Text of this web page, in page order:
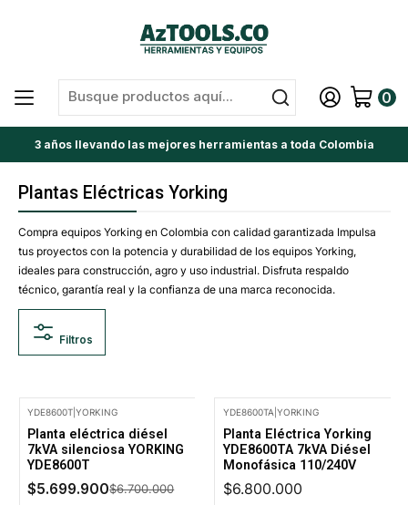
0
3 años llevando las mejores herramientas a toda Colombia
Plantas Eléctricas Yorking
Compra equipos Yorking en Colombia con calidad garantizada Impulsa
tus proyectos con la potencia y durabilidad de los equipos Yorking,
ideales para construcción, agro y uso industrial. Disfruta respaldo
técnico, garantía real y la confianza de una marca reconocida.
Filtros
YDE8600T |YORKING
Planta eléctrica diésel
7kVA silenciosa YORKING
YDE8600T
$5.699.900$6.700.000
YDE8600TA| YORKING
Planta Eléctrica Yorking
YDE8600TA 7kVA Diésel
Monofásica 110/240V
$6.800.000